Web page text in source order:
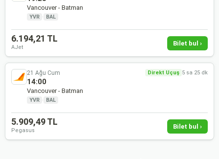
Vancouver - Batman
YVR · BAL
6.194,21 TL
AJet
Bilet bul ›
21 Ağu Cum Direkt Uçuş 5 sa 25 dk
14:00
Vancouver - Batman
YVR · BAL
5.909,49 TL
Pegasus
Bilet bul ›